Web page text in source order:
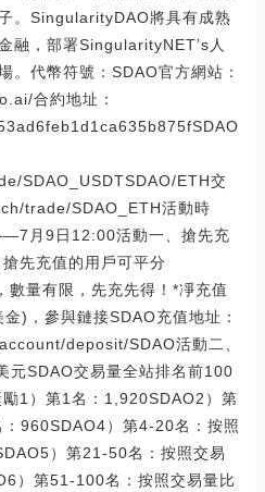
。SingularityDAO將具有成熟
融，部署SingularityNET’s人
。代幣符號：SDAO官方網站：
合約地址：
SDAO_USDTSDAO/ETH交
trade/SDAO_ETH活動時
月9日12:00活動一、搶先充
先充值的用戶可平分
量有限，先充先得！*凈充值
)，參與鏈接SDAO充值地址：
deposit/SDAO活動二、
元SDAO交易量全站排名前100
1）第1名：1,920SDAO2）第
960SDAO4）第4-20名：按照
）第21-50名：按照交易
）第51-100名：按照交易量比